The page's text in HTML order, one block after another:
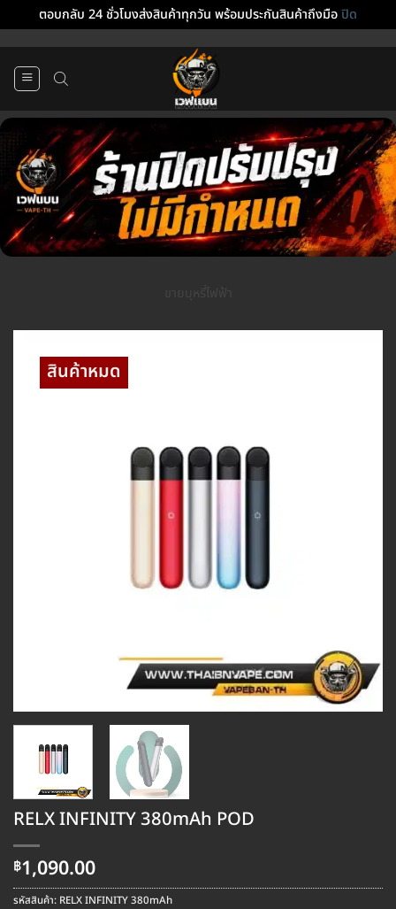
ตอบกลับ 24 ชั่วโมงส่งสินค้าทุกวัน พร้อมประกันสินค้าถึงมือปิด
RELX INFINITY 380mAh POD
฿1,090.00
รหัสสินค้า: RELX INFINITY 380mAh